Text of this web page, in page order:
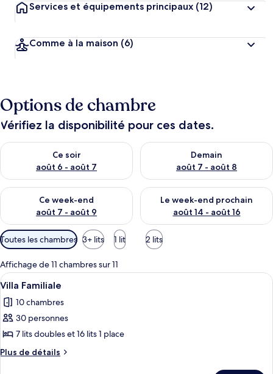
Services et équipements principaux (12)
Comme à la maison (6)
Options de chambre
Vérifiez la disponibilité pour ces dates.
Ce soir
août 6 - août 7
Vérifier la disponibilité pour ce soir août 6 - août 7
Demain
août 7 - août 8
Vérifier la disponibilité pour
Ce week-end
août 7 - août 9
Vérifier la disponibilité pour ce week-end août 7 - août 9
Le week-end prochain
août 14 - août 16
Vérifier la disponibilité pour
Filtres
disponibles
pour
les
chambres
Toutes les chambres 3+ lits 1 lit 2 lits
Affichage de 11 chambres sur 11
Afficher
toutes
les
photos
pour
ce
Villa Familiale | Coffres-forts dans
16
Villa Familiale
10 chambres
30 personnes
7 lits doubles et 16 lits 1 place
Plus de détails
Plus